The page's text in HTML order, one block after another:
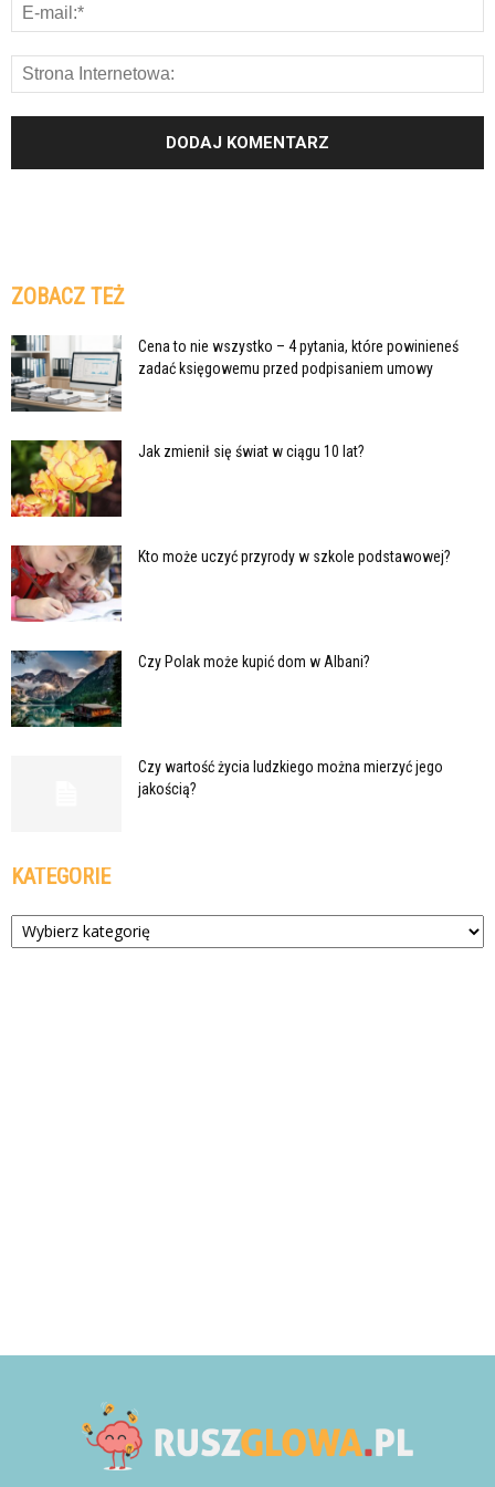
ZOBACZ TEŻ
Cena to nie wszystko – 4 pytania, które powinieneś
zadać księgowemu przed podpisaniem umowy
Jak zmienił się świat w ciągu 10 lat?
Kto może uczyć przyrody w szkole podstawowej?
Czy Polak może kupić dom w Albani?
Czy wartość życia ludzkiego można mierzyć jego
jakością?
KATEGORIE
Kategorie